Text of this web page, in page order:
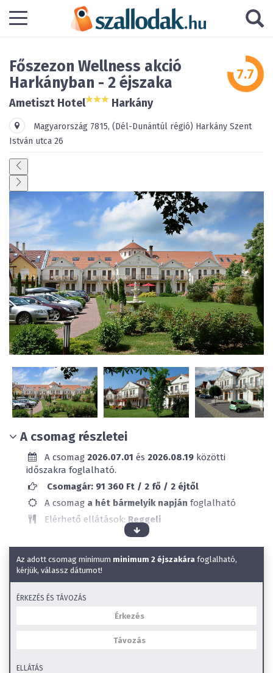
Főszezon Wellness akció
Harkányban - 2 éjszaka
Ametiszt Hotel Harkány
Magyarország 7815, (Dél-Dunántúl régió) Harkány Szent
István utca 26
A csomag részletei
A csomag 2026.07.01 és 2026.08.19 közötti
időszakra foglalható.
Csomagár: 91 360 Ft / 2 fő / 2 éjtől
A csomag a hét bármelyik napján foglalható
Elérhető ellátások: Reggeli
Éményfürdő a közelben
SZéP Kártya elfogadóhely
Családi szobák
Az adott csomag minimum minimum 2 éjszakára foglalható,
kérjük, válassz dátumot!
ÉRKEZÉS ÉS TÁVOZÁS
ELLÁTÁS